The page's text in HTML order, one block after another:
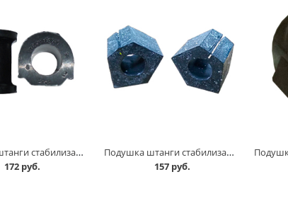
Подушка штанги стабилизатора 2192 /2шт/ Rosteco в Кургане
172 руб.
Подушка штанги стабилизатора 2192 задняя в Кургане
157 руб.